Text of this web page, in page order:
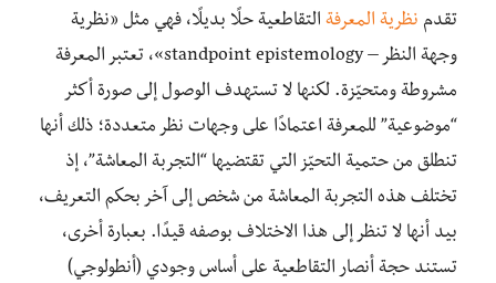
تقدم نظرية المعرفة التقاطعية حلًا بديلًا، فهي مثل «نظرية
وجهة النظر – standpoint epistemology»، تعتبر المعرفة
مشروطة ومتحيّزة. لكنها لا تستهدف الوصول إلى صورة أكثر
“موضوعية” للمعرفة اعتمادًا على وجهات نظر متعددة؛ ذلك أنها
تنطلق من حتمية التحيّز التي تقتضيها “التجربة المعاشة”، إذ
تختلف هذه التجربة المعاشة من شخص إلى آخر بحكم التعريف،
بيد أنها لا تنظر إلى هذا الاختلاف بوصفه قيدًا. بعبارة أخرى،
تستند حجة أنصار التقاطعية على أساس وجودي (أنطولوجي)